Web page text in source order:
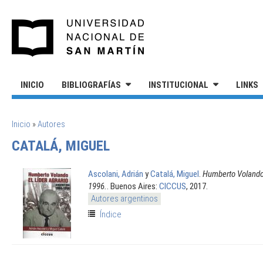
INICIO BIBLIOGRAFÍAS INSTITUCIONAL LINKS
SE ENCUENTRA USTED AQUÍ
Inicio »Autores
CATALÁ, MIGUEL
Ascolani, Adrián yCatalá, Miguel Humberto
1996. . Buenos Aires: CICCUS, 2017.
Autores argentinos
Índice